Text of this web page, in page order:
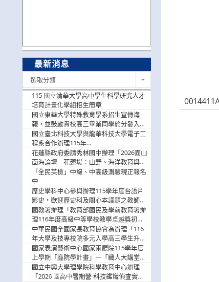
最新消息
選取分類
115 國立清華大學高中學生科學研究人才
培育計畫化學組招生簡章
國立東華大學特殊教育學系招生宣傳海
報，並鼓勵貴校高三畢業同學於分發入學
階段踴躍選填。
國立臺北科技大學與龍華科技大學電子工
程系合作辦理115年
「115.08.10~08.12「AI賦能應用於智慧半
導體研習營」，歡迎學生踴躍報名參加
花蓮縣政府委請秀林國中辦理「2026面山
面海論壇－花蓮場：山野、海洋教育與戶
外安全實務課程」，歡迎踴躍報名參加
「全民英檢」中級、中高級測驗現正報名
中
歷史學科中心參與辦理115學年度台語片
影史，歡迎歷史科及關心本議題之教師踴
躍報名參加
國教署辦理「教育部國民及學前教育署辦
理116年度高級中等學校教學卓越獎初選
實施計畫」，鼓勵教師踴躍報名
中華民國全國家長教育協會為辦理「116
年大學及技專校院多元入學高三學生升學
輔導家長說明會」
國家表演藝術中心國家兩廳院115學年度
上學期「廳院學計畫」—「職人大講堂」
及「一日體驗課程」，鼓勵踴躍報名參
與。
國立中興大學理學院科學教育中心辦理
「2026 國高中暑期營-科技鑑識偵查實戰